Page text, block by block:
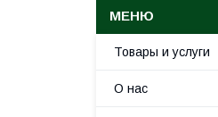
Товары и услуги
О нас